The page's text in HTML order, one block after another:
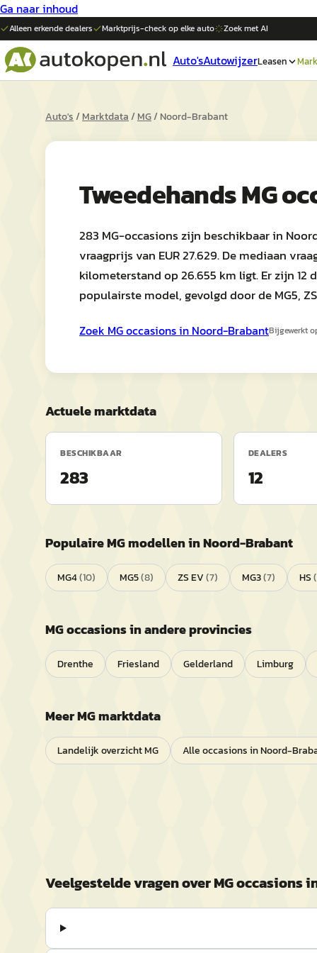
Ga naar inhoud
Alleen erkende dealers Marktprijs-check op elkeauto Zoek met AI
Auto'sAutowijzerLeasen
Auto's/Marktdata/MG/Noord-Brabant
TweedehandsMG
283 MG-occasions zijn beschikbaar in
vraagprijs van EUR 27.629. De mediaan
kilometerstand op 26.655 km ligt. Er zijn 12
populairste model, gevolgd door de MG5, ZS
Zoek MGoccasions in Noord-BrabantBijgewerkt
Actuele marktdata
BESCHIKBAAR
283
DEALERS
12
PopulaireMGmodellen inNoord-Brabant
MG4(10) MG5(8) ZS EV(7) MG3(7) HS(
MGoccasions in andere provincies
Drenthe Friesland Gelderland Limburg
MeerMGmarktdata
Landelijk overzichtMG Alle occasions inNoord-
Veelgestelde vragen overMGoccasions